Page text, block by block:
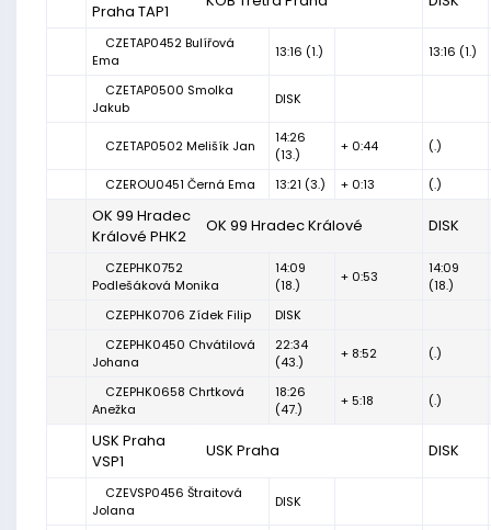
Praha TAP1
CZETAP0452 Bulířová
Ema
13:16 (1.) 13:16 (1.)
CZETAP0500 Smolka
Jakub
DISK
CZETAP0502 Melišík Jan
14:26
(13.)
+ 0:44 (.)
CZEROU0451 Černá Ema 13:21 (3.) + 0:13 (.)
OK 99 Hradec
Králové PHK2
OK 99 Hradec Králové DISK
CZEPHK0752
Podlešáková Monika
14:09
(18.)
+ 0:53
14:09
(18.)
CZEPHK0706 Zídek Filip
DISK
CZEPHK0450 Chvátilová
Johana
22:34
(43.)
+ 8:52 (.)
CZEPHK0658 Chrtková
Anežka
18:26
(47.)
+ 5:18 (.)
USK Praha
VSP1
USK Praha DISK
CZEVSP0456 Štraitová
Jolana
DISK